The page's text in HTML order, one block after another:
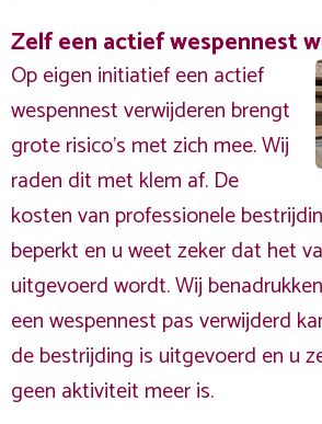
Zelf een actief wespennest
Op eigen initiatief een actief
wespennest verwijderen brengt
grote risico’s met zich mee. Wij
raden dit met klem af. De
kosten van professionele
beperkt en u weet zeker dat het
uitgevoerd wordt. Wij
een wespennest pas verwijderd
de bestrijding is uitgevoerd en u
geen aktiviteit meer is.